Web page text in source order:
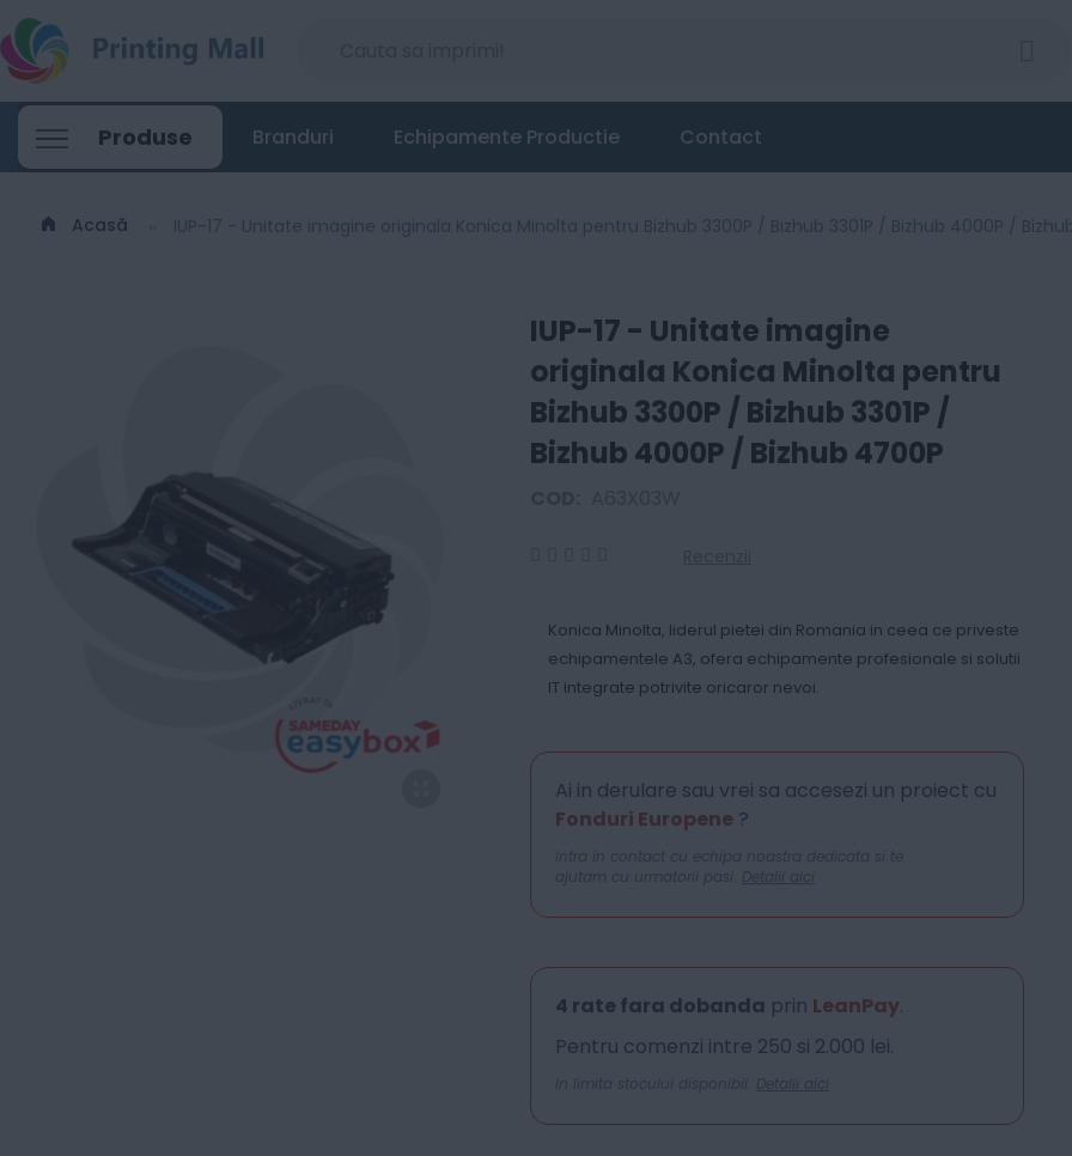
Produse Branduri Echipamente Productie Contact
Acasă IUP-17 - Unitate imagine originala Konica Minolta pentru Bizhub 3300P / Bizhub 3301P / Bizhub 4000P /
IUP-17 - Unitate imagine
originala Konica Minolta pentru
Bizhub 3300P / Bizhub 3301P /
Bizhub 4000P / Bizhub 4700P
Konica Minolta, liderul pietei din Romania in ceea ce priveste
echipamentele A3, ofera echipamente profesionale si solutii
IT integrate potrivite oricaror nevoi.
Ai in derulare sau vrei sa accesezi un proiect cu
Fonduri Europene?
Intra in contact cu echipa noastra dedicata si te
ajutam cu urmatorii pasi. Detalii aici
4 rate fara dobanda prin LeanPay.
Pentru comenzi intre 250 si 2.000 lei.
In limita stocului disponibil. Detalii aici
IUP-17 - Unitate imagine originala Konica Minolta pentru Bizhub 3300P / Bizhub 3301P / Bizhub
380 00Lei